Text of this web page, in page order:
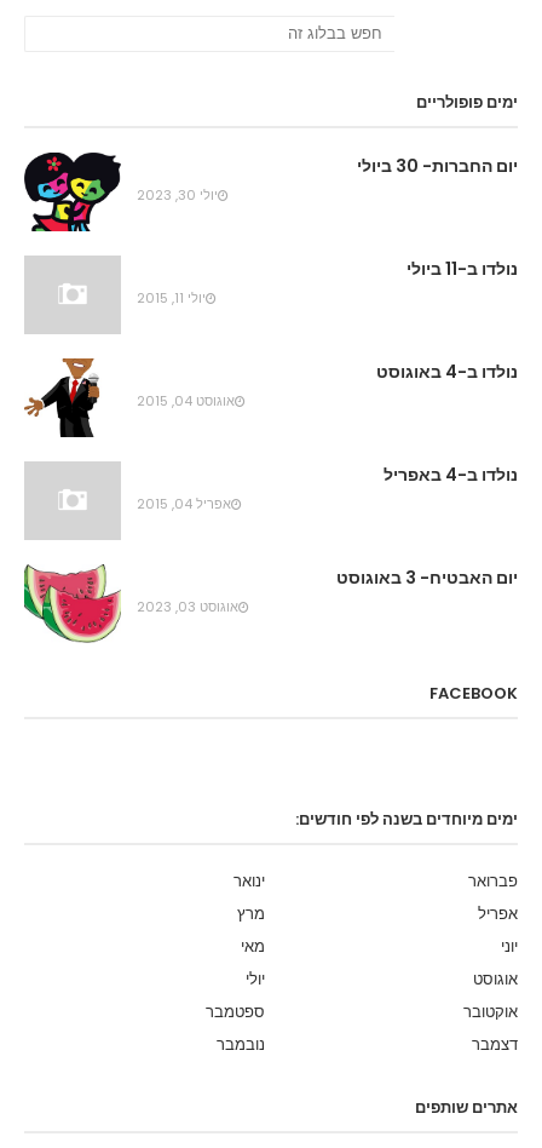
ימים פופולריים
יום החברות- 30 ביולי
יולי 30, 2023
נולדו ב-11 ביולי
יולי 11, 2015
נולדו ב-4 באוגוסט
אוגוסט 04, 2015
נולדו ב-4 באפריל
אפריל 04, 2015
יום האבטיח- 3 באוגוסט
אוגוסט 03, 2023
FACEBOOK
ימים מיוחדים בשנה לפי חודשים:
ינואר
פברואר
מרץ
אפריל
מאי
יוני
יולי
אוגוסט
ספטמבר
אוקטובר
נובמבר
דצמבר
אתרים שותפים